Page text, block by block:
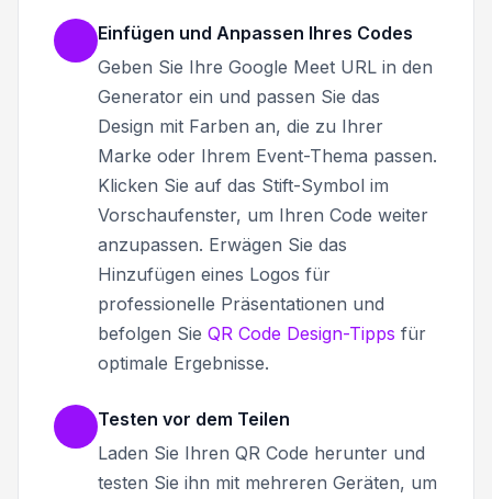
Einfügen und Anpassen Ihres Codes
Geben Sie Ihre Google Meet URL in den
Generator ein und passen Sie das
Design mit Farben an, die zu Ihrer
Marke oder Ihrem Event-Thema passen.
Klicken Sie auf das Stift-Symbol im
Vorschaufenster, um Ihren Code weiter
anzupassen. Erwägen Sie das
Hinzufügen eines Logos für
professionelle Präsentationen und
befolgen Sie QR Code Design-Tipps für
optimale Ergebnisse.
Testen vor dem Teilen
Laden Sie Ihren QR Code herunter und
testen Sie ihn mit mehreren Geräten, um